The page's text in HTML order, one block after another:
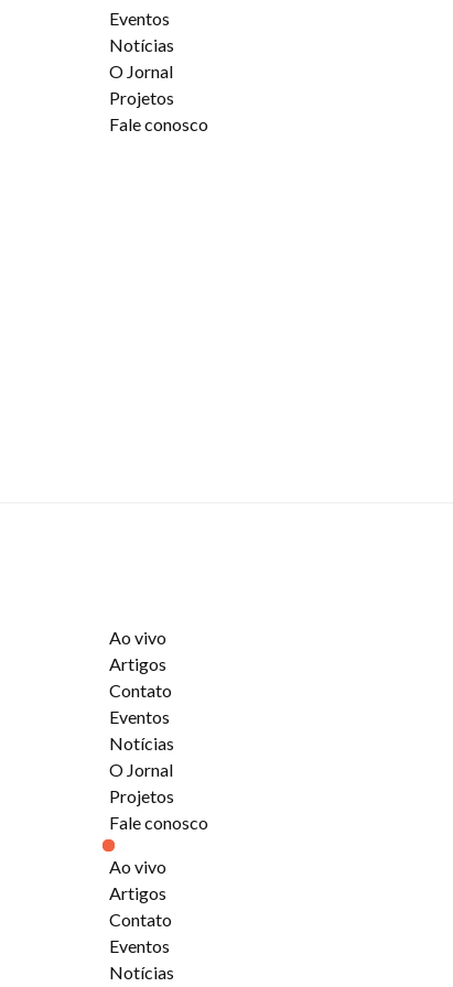
Eventos
Notícias
O Jornal
Projetos
Fale conosco
Ao vivo
Artigos
Contato
Eventos
Notícias
O Jornal
Projetos
Fale conosco
Ao vivo
Artigos
Contato
Eventos
Notícias